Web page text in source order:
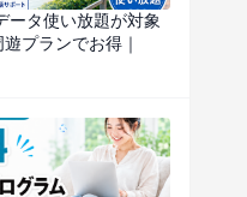
ータ使い放題が対象
プランでお得｜